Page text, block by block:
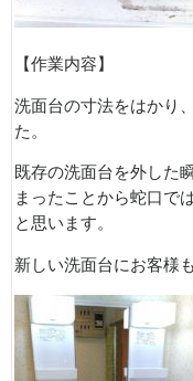
【作業内容】
洗面台の寸法をはかり
た。
既存の洗面台を外した
まったことから蛇口で
と思います。
新しい洗面台にお客様